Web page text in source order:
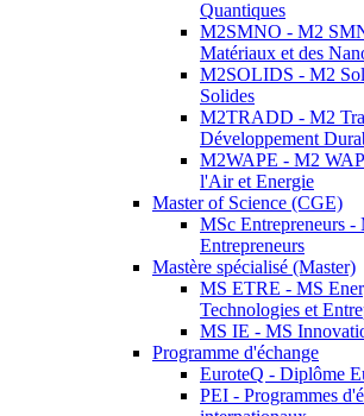
Quantiques
M2SMNO - M2
Matériaux et des
M2SOLIDS - M2
Solides
M2TRADD - M2
Développement
M2WAPE - M2
l'Air et Energie
Master of Science (CGE)
MSc Entrepreneurs
Entrepreneurs
Mastère spécialisé (Master)
MS ETRE - MS
Technologies et
MS IE - MS
Programme d'échange
EuroteQ - Diplôme
PEI - Programmes